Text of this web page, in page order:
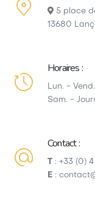
5 place
13680
Horaires :
Lun. -
Sam. -
Contact :
T : +33 (0) 4
E :